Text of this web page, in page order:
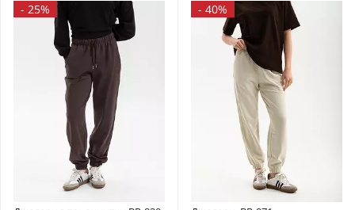
- 25% - 40%